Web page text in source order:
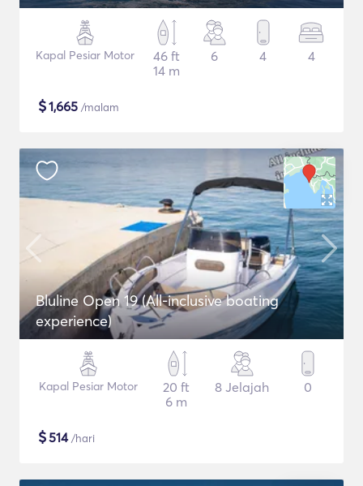
Kapal Pesiar Motor
46 ft
14 m
6 4 4
$1,665 /malam
Bluline Open 19 (All-inclusive boating
experience)
Kapal Pesiar Motor
20 ft
6 m
8 Jelajah 0
$514/hari